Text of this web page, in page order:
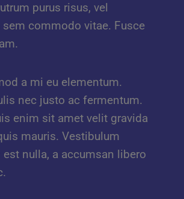
purus risus, vel
commodo vitae. Fusce
a mi eu elementum.
nec justo ac fermentum.
enim sit amet velit gravida
mauris. Vestibulum
nulla, a accumsan libero